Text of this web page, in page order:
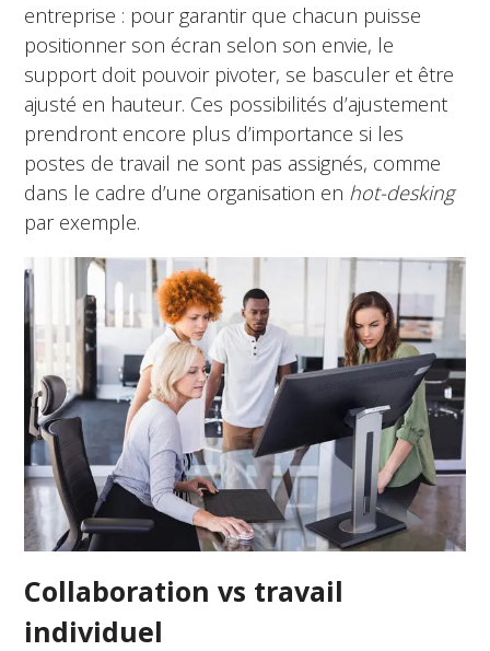
entreprise : pour garantir que chacun puisse
positionner son écran selon son envie, le
support doit pouvoir pivoter, se basculer et être
ajusté en hauteur. Ces possibilités d’ajustement
prendront encore plus d’importance si les
postes de travail ne sont pas assignés, comme
dans le cadre d’une organisation en hot-desking
par exemple.
Collaboration vs travail
individuel